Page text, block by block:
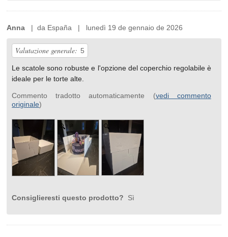
Anna | da España | lunedì 19 de gennaio de 2026
Valutazione generale: 5
Le scatole sono robuste e l'opzione del coperchio regolabile è
ideale per le torte alte.
Commento tradotto automaticamente (vedi commento
originale)
Consiglieresti questo prodotto? Sì